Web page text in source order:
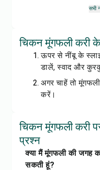
सभी
चिकन मूंगफली करी
ऊपर से नींबू के
डालें, स्वाद और
अगर चाहें तो
करें।
चिकन मूंगफली करी
प्रश्न
क्या मैं मूंगफली की जगह
सकती हूं?